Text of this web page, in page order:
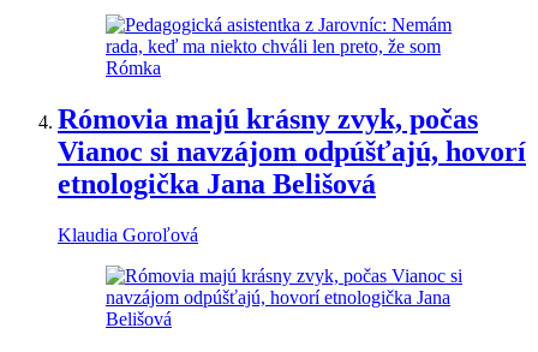
Rómovia majú krásny zvyk, počas
Vianoc si navzájom odpúšťajú, hovorí
etnologička Jana Belišová
Klaudia Goroľová